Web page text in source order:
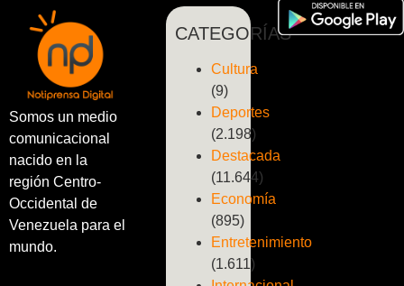
Somos un medio
comunicacional
nacido en la
región Centro-
Occidental de
Venezuela para el
mundo.
CATEGORÍAS
Cultura
(9)
Deportes
(2.198)
Destacada
(11.644)
Economía
(895)
Entretenimiento
(1.611)